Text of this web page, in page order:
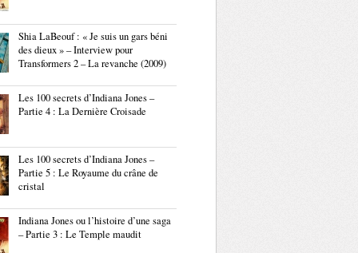
Shia LaBeouf : « Je suis un gars béni
des dieux » – Interview pour
Transformers 2 – La revanche (2009)
Les 100 secrets d’Indiana Jones –
Partie 4 : La Dernière Croisade
Les 100 secrets d’Indiana Jones –
Partie 5 : Le Royaume du crâne de
cristal
Indiana Jones ou l’histoire d’une saga
– Partie 3 : Le Temple maudit